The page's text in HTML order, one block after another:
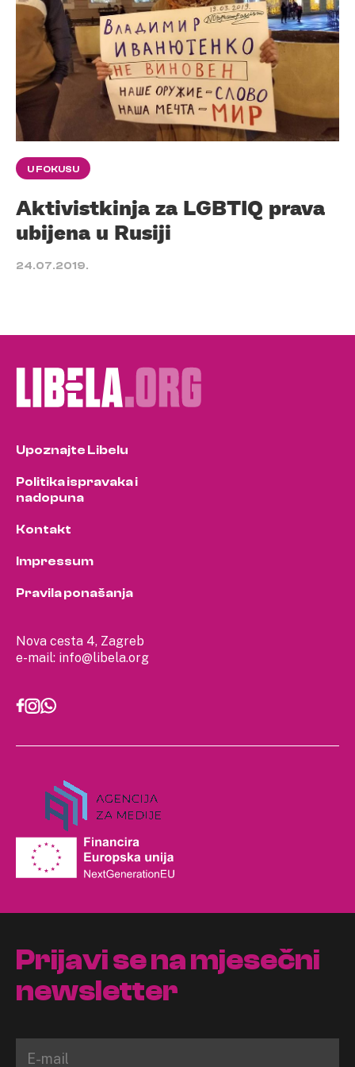
U FOKUSU
Aktivistkinja za LGBTIQ prava
ubijena u Rusiji
24.07.2019.
Nova cesta 4, Zagreb
e-mail: info@libela.org
Upoznajte Libelu
Politika ispravaka i
nadopuna
Kontakt
Impressum
Pravila ponašanja
Prijavi se na mjesečni
newsletter